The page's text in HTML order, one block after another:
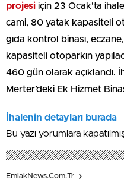
projesi için 23 Ocak’ta
cami, 80 yatak kapasiteli
gıda kontrol binası,
kapasiteli otoparkın
460 gün olarak açıklandı.
Merter’deki Ek Hizmet
İhalenin detayları burada
Bu yazı yorumlara
EmlakNews.com.tr